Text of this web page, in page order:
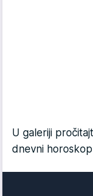
U galeriji
dnevni